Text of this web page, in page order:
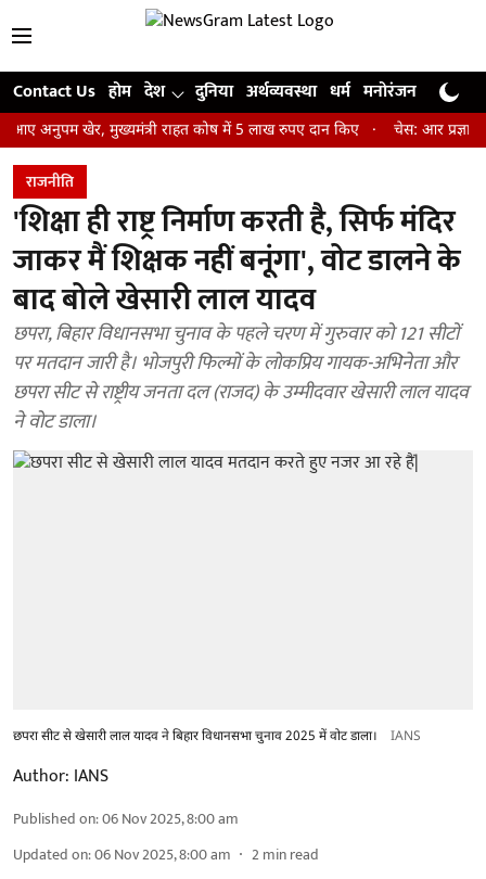
Contact Us होम देश दुनिया अर्थव्यवस्था धर्म मनोरंजन खेल
खेर, मुख्यमंत्री राहत कोष में 5 लाख रुपए दान किए चेस: आर प्रज्ञानानंद ने
राजनीति
'शिक्षा ही राष्ट्र निर्माण करती है, सिर्फ मंदिर
जाकर मैं शिक्षक नहीं बनूंगा', वोट डालने के
बाद बोले खेसारी लाल यादव
छपरा, बिहार विधानसभा चुनाव के पहले चरण में गुरुवार को 121 सीटों
पर मतदान जारी है। भोजपुरी फिल्मों के लोकप्रिय गायक-अभिनेता और
छपरा सीट से राष्ट्रीय जनता दल (राजद) के उम्मीदवार खेसारी लाल यादव
ने वोट डाला।
छपरा सीट से खेसारी लाल यादव ने बिहार विधानसभा चुनाव 2025 में वोट डाला। IANS
Author: IANS
Published on:06 Nov 2025, 8:00 am
Updated on:06 Nov 2025, 8:00 am 2min read